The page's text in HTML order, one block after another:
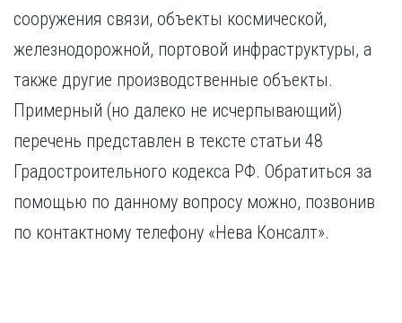
сооружения связи, объекты космической,
железнодорожной, портовой инфраструктуры, а
также другие производственные объекты.
Примерный (но далеко не исчерпывающий)
перечень представлен в тексте статьи 48
Градостроительного кодекса РФ. Обратиться за
помощью по данному вопросу можно, позвонив
по контактному телефону «Нева Консалт».